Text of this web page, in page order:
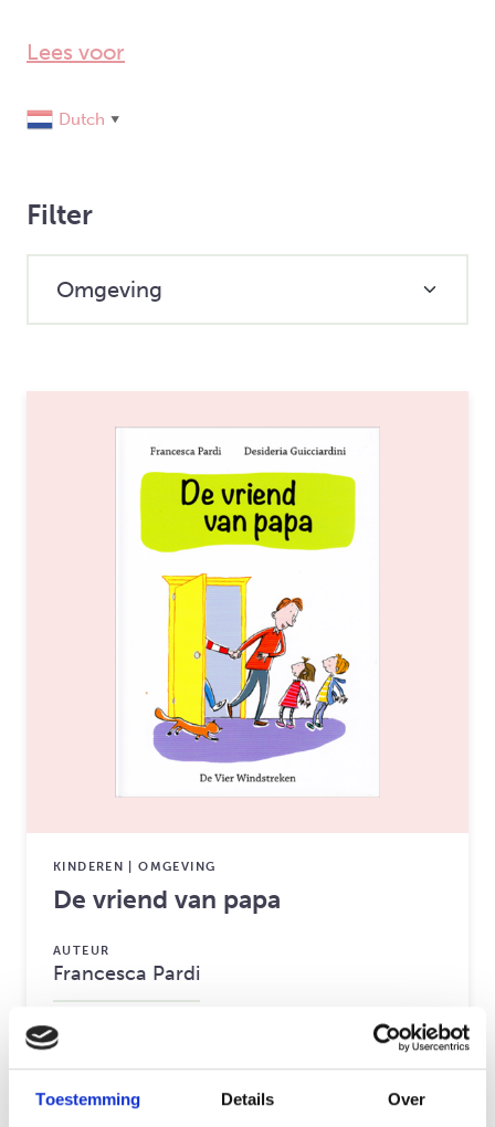
Toestemming Details Over
Lees voor
Dutch ▼
Filter
De vriend van papa
KINDEREN | OMGEVING
AUTEUR
Francesca Pardi
9789051163162